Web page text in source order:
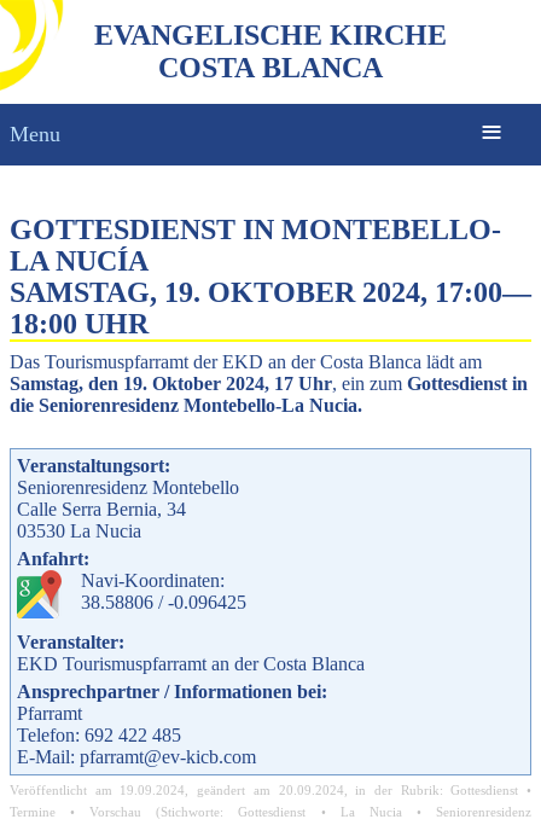
EVANGELISCHE KIRCHE
COSTA BLANCA
Menu
GOTTESDIENST IN MONTEBELLO-
LA NUCÍA
SAMSTAG, 19. OKTOBER 2024, 17:00—
18:00 UHR
Das Tourismuspfarramt der EKD an der Costa Blanca lädt am
Samstag, den 19. Oktober 2024, 17 Uhr, ein zum Gottesdienst in
die Seniorenresidenz Montebello-La Nucia.
Veranstaltungsort:
Seniorenresidenz Montebello
Calle Serra Bernia, 34
03530 La Nucia
Anfahrt:
Navi-Koordinaten:
38.58806 / -0.096425
Veranstalter:
EKD Tourismuspfarramt an der Costa Blanca
Ansprechpartner / Informationen bei:
Pfarramt
Telefon: 692 422 485
E-Mail: pfarramt@ev-kicb.com
Veröffentlicht am 19.09.2024 , geändert am 20.09.2024 , in der Rubrik:Gottesdienst •
Termine • Vorschau (Stichworte:Gottesdienst • La Nucia • Seniorenresidenz